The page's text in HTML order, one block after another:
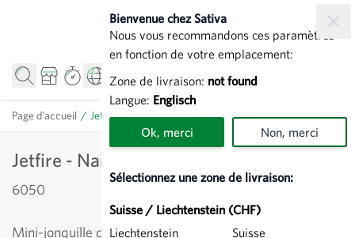
Bienvenue chez Sativa
Nous vous recommandons ces paramètres
en fonction de votre emplacement:
Zone de livraison: not found
Langue: Englisch
Ok, merci Non, merci
Sélectionnez une zone de livraison:
Suisse / Liechtenstein (CHF)
Liechtenstein
Suisse
Page d’accueil / Jetfire - Narcisse cyclamen
Jetfire - Narcisse cyclamen
6050
Mini-jonquille délicate à fleurs ravissantes. Au fil du